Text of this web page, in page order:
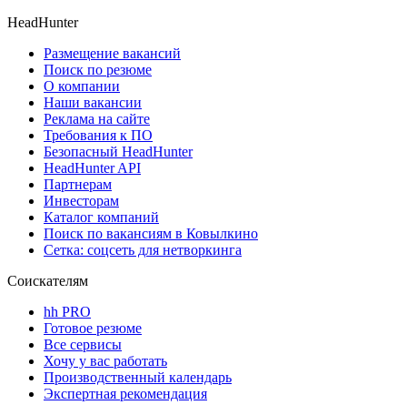
HeadHunter
Размещение вакансий
Поиск по резюме
О компании
Наши вакансии
Реклама на сайте
Требования к ПО
Безопасный HeadHunter
HeadHunter API
Партнерам
Инвесторам
Каталог компаний
Поиск по вакансиям в Ковылкино
Сетка: соцсеть для нетворкинга
Соискателям
hh PRO
Готовое резюме
Все сервисы
Хочу у вас работать
Производственный календарь
Экспертная рекомендация